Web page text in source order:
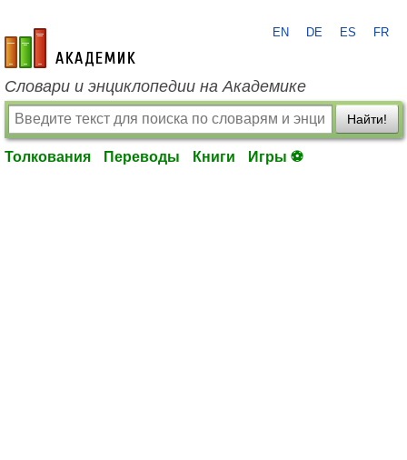
academic.ru
EN DE ES FR
Словари и энциклопедии на Академике
Найти!
Толкования Переводы Книги Игры ⚽